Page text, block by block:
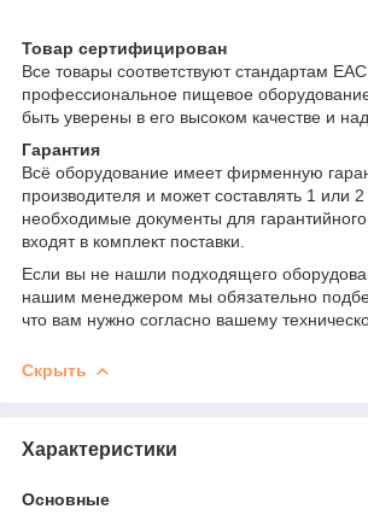
Товар сертифицирован
Все товары соответствуют стандартам
профессиональное пищевое
быть уверены в его высоком качестве и
Гарантия
Всё оборудование имеет фирменную
производителя и может составлять 1 или
необходимые документы для
входят в комплект поставки.
Если вы не нашли подходящего
нашим менеджером мы обязательно
что вам нужно согласно вашему
Скрыть
Характеристики
Основные